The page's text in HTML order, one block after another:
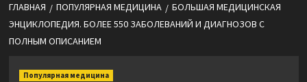
ГЛАВНАЯ ПОПУЛЯРНАЯ МЕДИЦИНА
БОЛЬШАЯ МЕДИЦИНСКАЯ
ЭНЦИКЛОПЕДИЯ. БОЛЕЕ 550 ЗАБОЛЕВАНИЙ И ДИАГНОЗОВ С
ПОЛНЫМ ОПИСАНИЕМ
Популярная медицина